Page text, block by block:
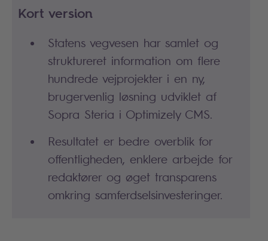
Kort version
Statens vegvesen har samlet og
struktureret information om flere
hundrede vejprojekter i en ny,
brugervenlig løsning udviklet af
Sopra Steria i Optimizely CMS.
Resultatet er bedre overblik for
offentligheden, enklere arbejde for
redaktører og øget transparens
omkring samferdselsinvesteringer.